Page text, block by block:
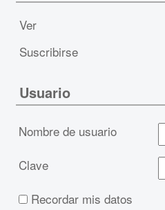
Ver
Suscribirse
Usuario
Nombre de usuario
Clave
Recordar mis datos